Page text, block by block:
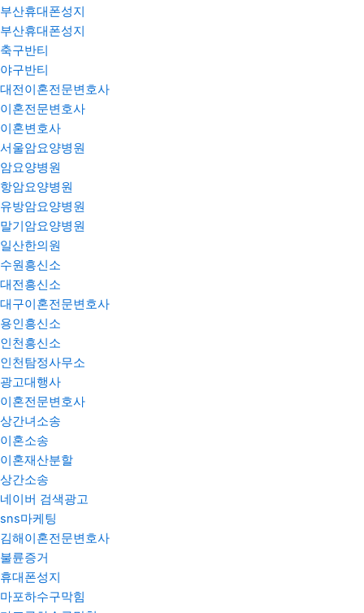
부산휴대폰성지
부산휴대폰성지
축구반티
야구반티
대전이혼전문변호사
이혼전문변호사
이혼변호사
서울암요양병원
암요양병원
항암요양병원
유방암요양병원
말기암요양병원
일산한의원
수원흥신소
대전흥신소
대구이혼전문변호사
용인흥신소
인천흥신소
인천탐정사무소
광고대행사
이혼전문변호사
상간녀소송
이혼소송
이혼재산분할
상간소송
네이버 검색광고
sns마케팅
김해이혼전문변호사
불륜증거
휴대폰성지
마포하수구막힘